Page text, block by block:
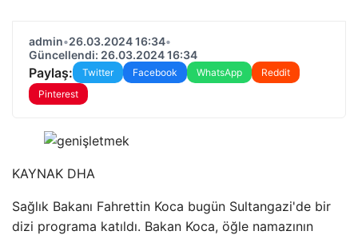
admin•26.03.2024 16:34•
Güncellendi: 26.03.2024 16:34
Paylaş: Twitter Facebook WhatsApp
Reddit
Pinterest
KAYNAK DHA
Sağlık Bakanı Fahrettin Koca bugün Sultangazi'de bir
dizi programa katıldı. Bakan Koca, öğle namazının